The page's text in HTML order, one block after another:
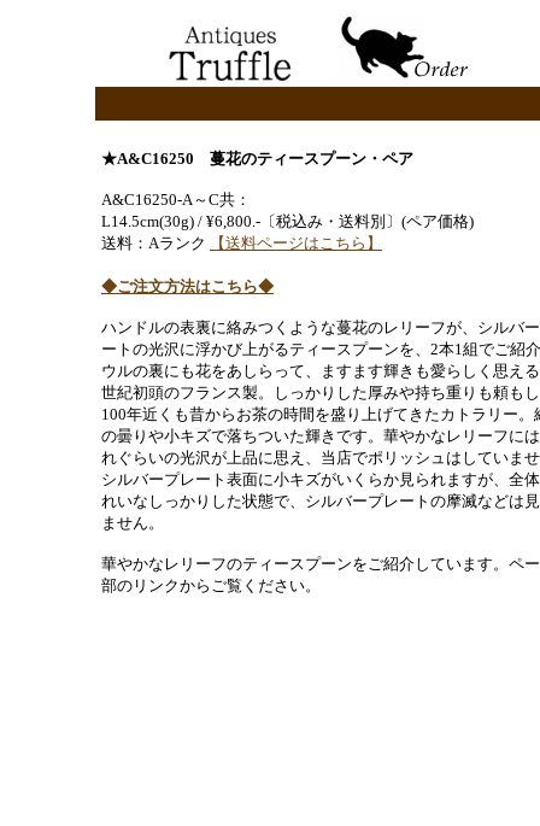
★A&C16250 蔓花のティースプーン・ペア
A&C16250-A～C共：
L14.5cm(30g) / ¥6,800.-〔税込み・送料別〕(ペア価格)
送料：Aランク
【送料ページはこちら】
◆ご注文方法はこちら◆
ハンドルの表裏に絡みつくような蔓花のレリーフが、シルバ
ートの光沢に浮かび上がるティースプーンを、2本1組でご紹
ウルの裏にも花をあしらって、ますます輝きも愛らしく思え
世紀初頭のフランス製。しっかりした厚みや持ち重りも頼も
100年近くも昔からお茶の時間を盛り上げてきたカトラリー。
の曇りや小キズで落ちついた輝きです。華やかなレリーフに
れぐらいの光沢が上品に思え、当店でポリッシュはしていま
シルバープレート表面に小キズがいくらか見られますが、全
れいなしっかりした状態で、シルバープレートの摩滅などは
ません。
華やかなレリーフのティースプーンをご紹介しています。ペ
部のリンクからご覧ください。